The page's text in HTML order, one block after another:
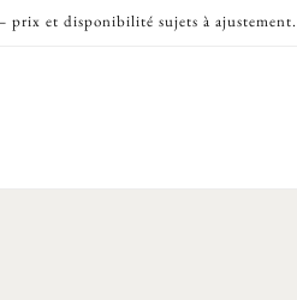
et disponibilité sujets à ajustement.